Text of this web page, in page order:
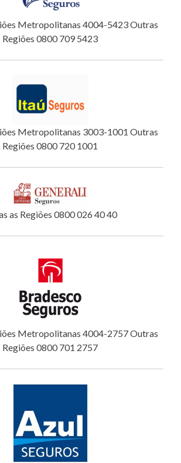
Metropolitanas 4004-5423 Outras
Regiões 0800 709 5423
Metropolitanas 3003-1001 Outras
Regiões 0800 720 1001
as Regiões 0800 026 40 40
Metropolitanas 4004-2757 Outras
Regiões 0800 701 2757